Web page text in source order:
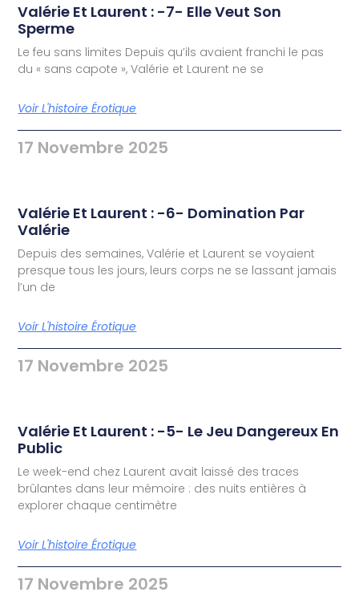
Valérie Et Laurent : -7- Elle Veut Son
Sperme
Le feu sans limites Depuis qu’ils avaient franchi le pas
du « sans capote », Valérie et Laurent ne se
Voir L'histoire Érotique
17 Novembre 2025
Valérie Et Laurent : -6- Domination Par
Valérie
Depuis des semaines, Valérie et Laurent se voyaient
presque tous les jours, leurs corps ne se lassant jamais
l’un de
Voir L'histoire Érotique
17 Novembre 2025
Valérie Et Laurent : -5- Le Jeu Dangereux En
Public
Le week-end chez Laurent avait laissé des traces
brûlantes dans leur mémoire : des nuits entières à
explorer chaque centimètre
Voir L'histoire Érotique
17 Novembre 2025